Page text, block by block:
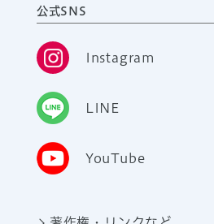
公式SNS
Instagram
LINE
YouTube